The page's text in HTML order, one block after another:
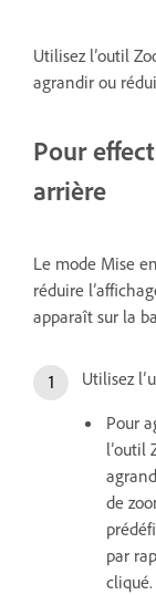
Utilisez l’outil
agrandir ou
Pour
arrière
Le mode Mise
réduire
apparaît sur la
Utilisez
Pour
l’outil
de
par